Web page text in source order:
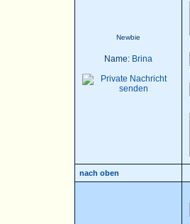
Newbie
Name: Brina
nach oben